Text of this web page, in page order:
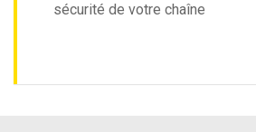
sécurité de votre chaîne